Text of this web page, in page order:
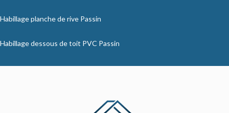
Habillage planche de rive Passin
Habillage dessous de toit PVC Passin